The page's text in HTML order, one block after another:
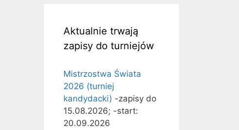
Aktualnie trwają
zapisy do turniejów
Mistrzostwa Świata
2026 (turniej
kandydacki) -zapisy do
15.08.2026; -start:
20.09.2026